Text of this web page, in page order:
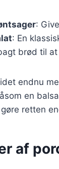
:
: En
brød til
endnu
en
retten
af